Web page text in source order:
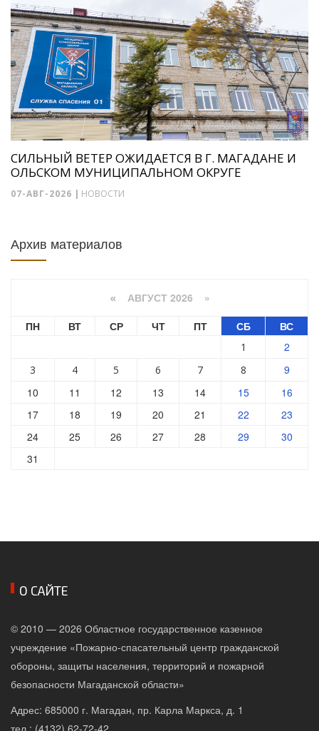
СИЛЬНЫЙ ВЕТЕР ОЖИДАЕТСЯ В Г. МАГАДАНЕ И
ОЛЬСКОМ МУНИЦИПАЛЬНОМ ОКРУГЕ
07-АВГ-2026 | НОВОСТИ
Архив материалов
« АВГУСТ 2026 »
ПН
ВТ СР ЧТ ПТ СБ ВС
1 2
3 4 5 6 7 8
9
10
11 12 13 14 15
16
17
18 19 20 21 22
23
24
25 26 27 28 29
30
31
О САЙТЕ
© 2010 — 2026 Областное государственное казенное
учреждение «Пожарно-спасательный центр гражданской
обороны, защиты населения, территорий и пожарной
безопасности Магаданской области»
Адрес: 685000 г. Магадан, пр. Карла Маркса, д. 1